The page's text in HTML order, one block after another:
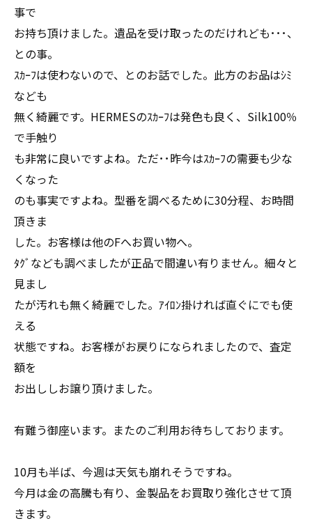
事で
お持ち頂けました。遺品を受け取ったのだけれども･･･、
との事。
ｽｶｰﾌは使わないので、とのお話でした。此方のお品はｼﾐ
なども
無く綺麗です。HERMESのｽｶｰﾌは発色も良く、Silk100％
で手触り
も非常に良いですよね。ただ･･昨今はｽｶｰﾌの需要も少な
くなった
のも事実ですよね。型番を調べるために30分程、お時間
頂きま
した。お客様は他のFへお買い物へ。
ﾀｸﾞなども調べましたが正品で間違い有りません。細々と
見まし
たが汚れも無く綺麗でした。ｱｲﾛﾝ掛ければ直ぐにでも使
える
状態ですね。お客様がお戻りになられましたので、査定
額を
お出ししお譲り頂けました。
有難う御座います。またのご利用お待ちしております。
10月も半ば、今週は天気も崩れそうですね。
今月は金の高騰も有り、金製品をお買取り強化させて頂
きます。